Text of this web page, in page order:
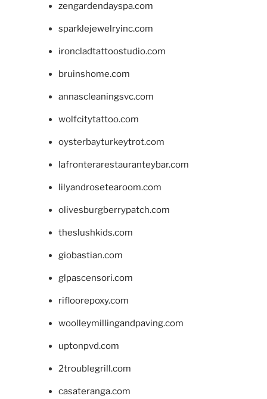
zengardendayspa.com
sparklejewelryinc.com
ironcladtattoostudio.com
bruinshome.com
annascleaningsvc.com
wolfcitytattoo.com
oysterbayturkeytrot.com
lafronterarestauranteybar.com
lilyandrosetearoom.com
olivesburgberrypatch.com
theslushkids.com
giobastian.com
glpascensori.com
rifloorepoxy.com
woolleymillingandpaving.com
uptonpvd.com
2troublegrill.com
casateranga.com